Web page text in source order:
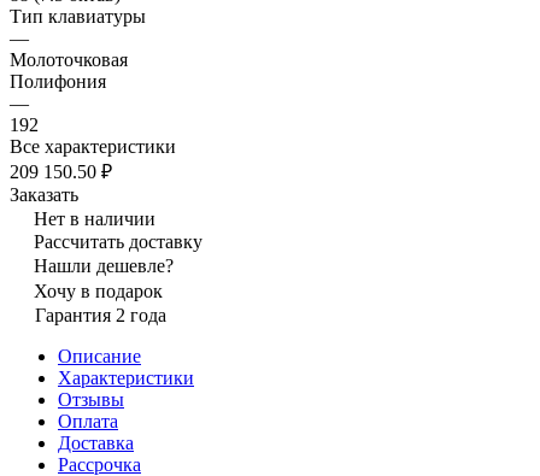
Тип клавиатуры
—
Молоточковая
Полифония
—
192
Все характеристики
209 150.50 ₽
Заказать
Нет в наличии
Рассчитать доставку
Нашли дешевле?
Хочу в подарок
Гарантия 2 года
Описание
Характеристики
Отзывы
Оплата
Доставка
Рассрочка